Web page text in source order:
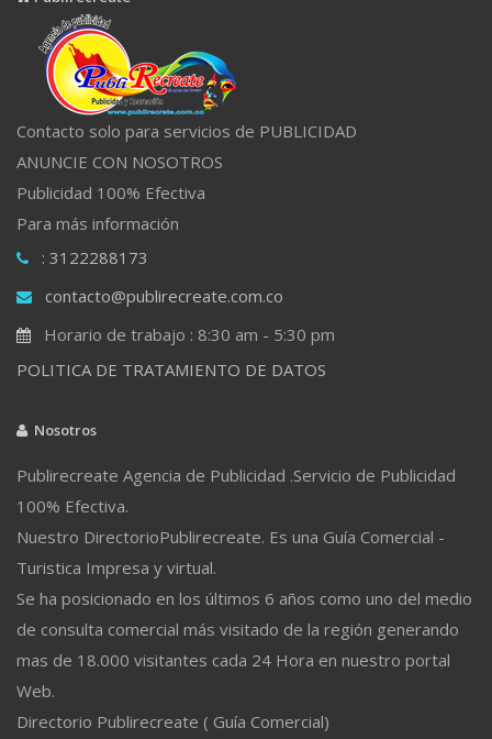
Contacto solo para servicios de PUBLICIDAD
ANUNCIE CON NOSOTROS
Publicidad 100% Efectiva
Para más información
: 3122288173
contacto@publirecreate.com.co
Horario de trabajo : 8:30 am - 5:30 pm
POLITICA DE TRATAMIENTO DE DATOS
Nosotros
Publirecreate Agencia de Publicidad .Servicio de Publicidad
100% Efectiva.
Nuestro DirectorioPublirecreate. Es una Guía Comercial -
Turistica Impresa y virtual.
Se ha posicionado en los últimos 6 años como uno del medio
de consulta comercial más visitado de la región generando
mas de 18.000 visitantes cada 24 Hora en nuestro portal
Web.
Directorio Publirecreate ( Guía Comercial)